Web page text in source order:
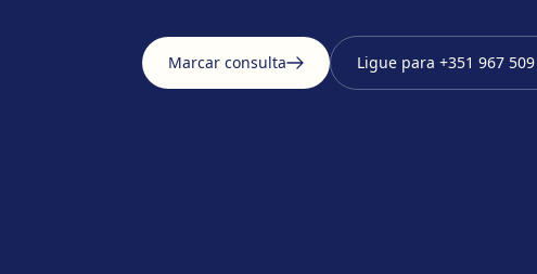
Marcar consulta Ligue para +351 967